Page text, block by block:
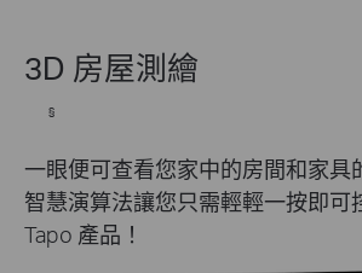
3D 房屋測繪
§
一眼便可查看您家中的房間和家具
智慧演算法讓您只需輕輕一按即可
Tapo 產品！